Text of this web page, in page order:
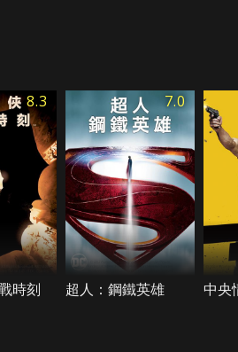
8.3
時刻
7.0
超人：鋼鐵英雄 中央